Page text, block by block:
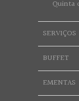
Quinta
SERVIÇOS
BUFFET
EMENTAS